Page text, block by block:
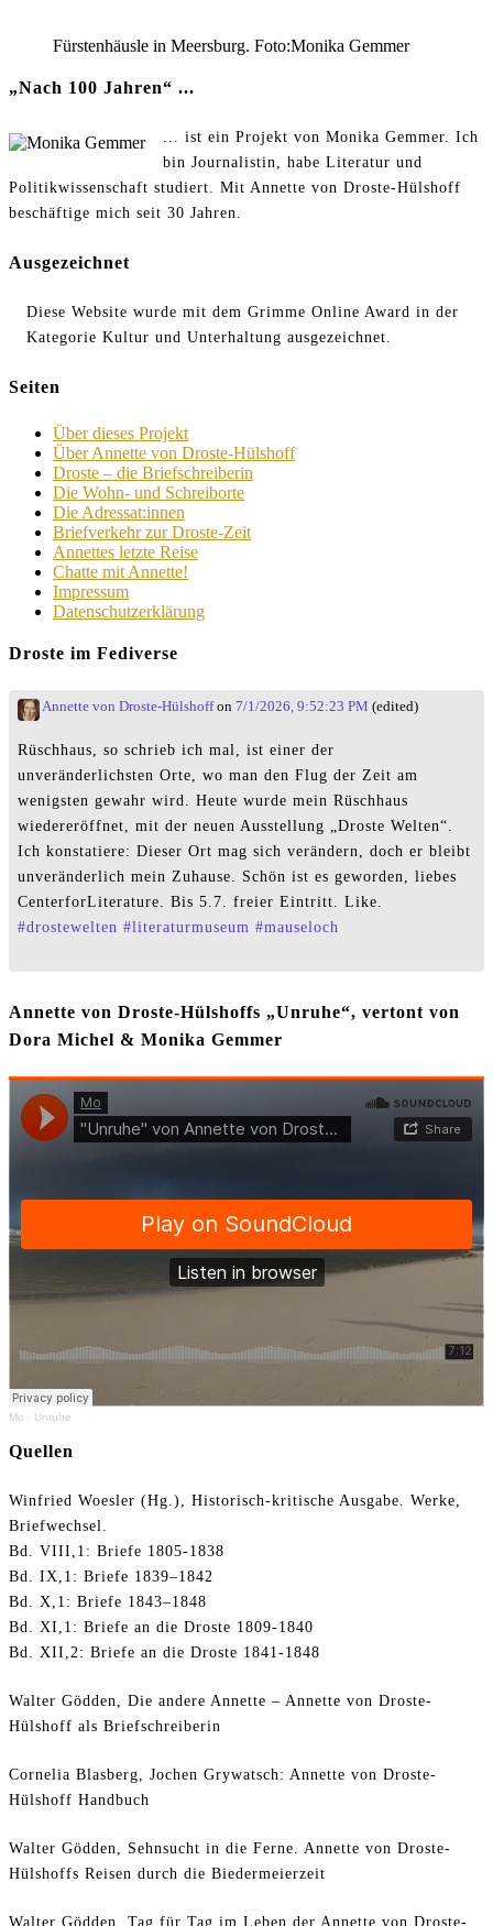
Fürstenhäusle in Meersburg. Foto:Monika Gemmer
„Nach 100 Jahren“ ...
... ist ein Projekt von Monika Gemmer. Ich
bin Journalistin, habe Literatur und
Politikwissenschaft studiert. Mit Annette von Droste-Hülshoff
beschäftige mich seit 30 Jahren.
Ausgezeichnet
Diese Website wurde mit dem Grimme Online Award in der
Kategorie Kultur und Unterhaltung ausgezeichnet.
Seiten
Über dieses Projekt
Über Annette von Droste-Hülshoff
Droste – die Briefschreiberin
Die Wohn- und Schreiborte
Die Adressat:innen
Briefverkehr zur Droste-Zeit
Annettes letzte Reise
Chatte mit Annette!
Impressum
Datenschutzerklärung
Droste im Fediverse
Annette von Droste-Hülshoffon 7/1/2026, 9:52:23 PM (edited)
Rüschhaus, so schrieb ich mal, ist einer der
unveränderlichsten Orte, wo man den Flug der Zeit am
wenigsten gewahr wird. Heute wurde mein Rüschhaus
wiedereröffnet, mit der neuen Ausstellung „Droste Welten“.
Ich konstatiere: Dieser Ort mag sich verändern, doch er bleibt
unveränderlich mein Zuhause. Schön ist es geworden, liebes
CenterforLiterature. Bis 5.7. freier Eintritt. Like.
#drostewelten #literaturmuseum #mauseloch
Annette von Droste-Hülshoffs „Unruhe“, vertont von
Dora Michel & Monika Gemmer
Mo · Unruhe
Quellen
Winfried Woesler (Hg.), Historisch-kritische Ausgabe. Werke,
Briefwechsel.
Bd. VIII,1: Briefe 1805-1838
Bd. IX,1: Briefe 1839–1842
Bd. X,1: Briefe 1843–1848
Bd. XI,1: Briefe an die Droste 1809-1840
Bd. XII,2: Briefe an die Droste 1841-1848
Walter Gödden, Die andere Annette – Annette von Droste-
Hülshoff als Briefschreiberin
Cornelia Blasberg, Jochen Grywatsch: Annette von Droste-
Hülshoff Handbuch
Walter Gödden, Sehnsucht in die Ferne. Annette von Droste-
Hülshoffs Reisen durch die Biedermeierzeit
Walter Gödden, Tag für Tag im Leben der Annette von Droste-